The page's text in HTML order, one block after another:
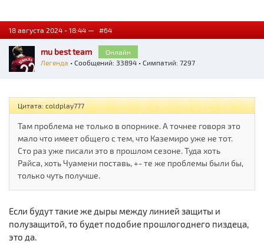
18 августа 2024 - 18:44 — #64
mu best team
Онлайн
Легенда • Сообщений: 33894 • Симпатий: 7297
Цитата: coldplay777
Там проблема не только в опорнике. А точнее говоря это
мало что имеет общего с тем, что Каземиро уже не тот.
Сто раз уже писали это в прошлом сезоне. Туда хоть
Райса, хоть Чуамени поставь, +- те же проблемы были бы,
только чуть получше.
Если будут такие же дыры между линией защиты и
полузащитой, то будет подобие прошлогоднего пиздеца,
это да.